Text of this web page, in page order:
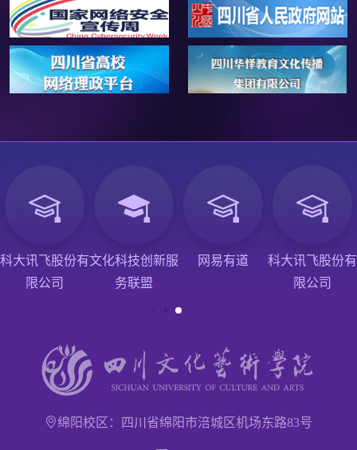
科大讯飞股份有
限公司
文化科技创新服
务联盟
网易有道
科大讯飞股份有
限公司
绵阳校区：四川省绵阳市涪城区机场东路83号